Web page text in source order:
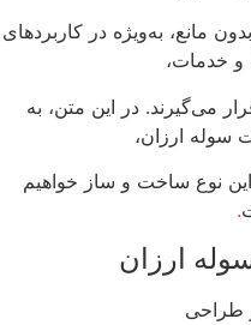
مانع، به‌ویژه در کاربردهای
و خدمات،
می‌گیرند. در این متن، به
سوله ارزان،
نوع ساخت و ساز خواهیم
.
ارزان
طراحی